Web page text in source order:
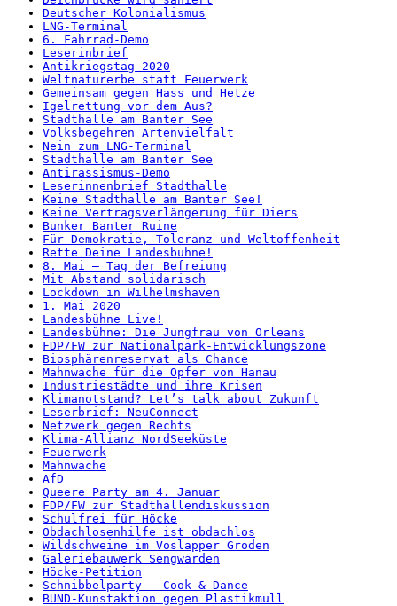
Deutscher Kolonialismus
LNG-Terminal
6. Fahrrad-Demo
Leserinbrief
Antikriegstag 2020
Weltnaturerbe statt Feuerwerk
Gemeinsam gegen Hass und Hetze
Igelrettung vor dem Aus?
Stadthalle am Banter See
Volksbegehren Artenvielfalt
Nein zum LNG-Terminal
Stadthalle am Banter See
Antirassismus-Demo
Leserinnenbrief Stadthalle
Keine Stadthalle am Banter See!
Keine Vertragsverlängerung für Diers
Bunker Banter Ruine
Für Demokratie, Toleranz und Weltoffenheit
Rette Deine Landesbühne!
8. Mai – Tag der Befreiung
Mit Abstand solidarisch
Lockdown in Wilhelmshaven
1. Mai 2020
Landesbühne Live!
Landesbühne: Die Jungfrau von Orleans
FDP/FW zur Nationalpark-Entwicklungszone
Biosphärenreservat als Chance
Mahnwache für die Opfer von Hanau
Industriestädte und ihre Krisen
Klimanotstand? Let’s talk about Zukunft
Leserbrief: NeuConnect
Netzwerk gegen Rechts
Klima-Allianz NordSeeküste
Feuerwerk
Mahnwache
AfD
Queere Party am 4. Januar
FDP/FW zur Stadthallendiskussion
Schulfrei für Höcke
Obdachlosenhilfe ist obdachlos
Wildschweine im Voslapper Groden
Galeriebauwerk Sengwarden
Höcke-Petition
Schnibbelparty – Cook & Dance
BUND-Kunstaktion gegen Plastikmüll